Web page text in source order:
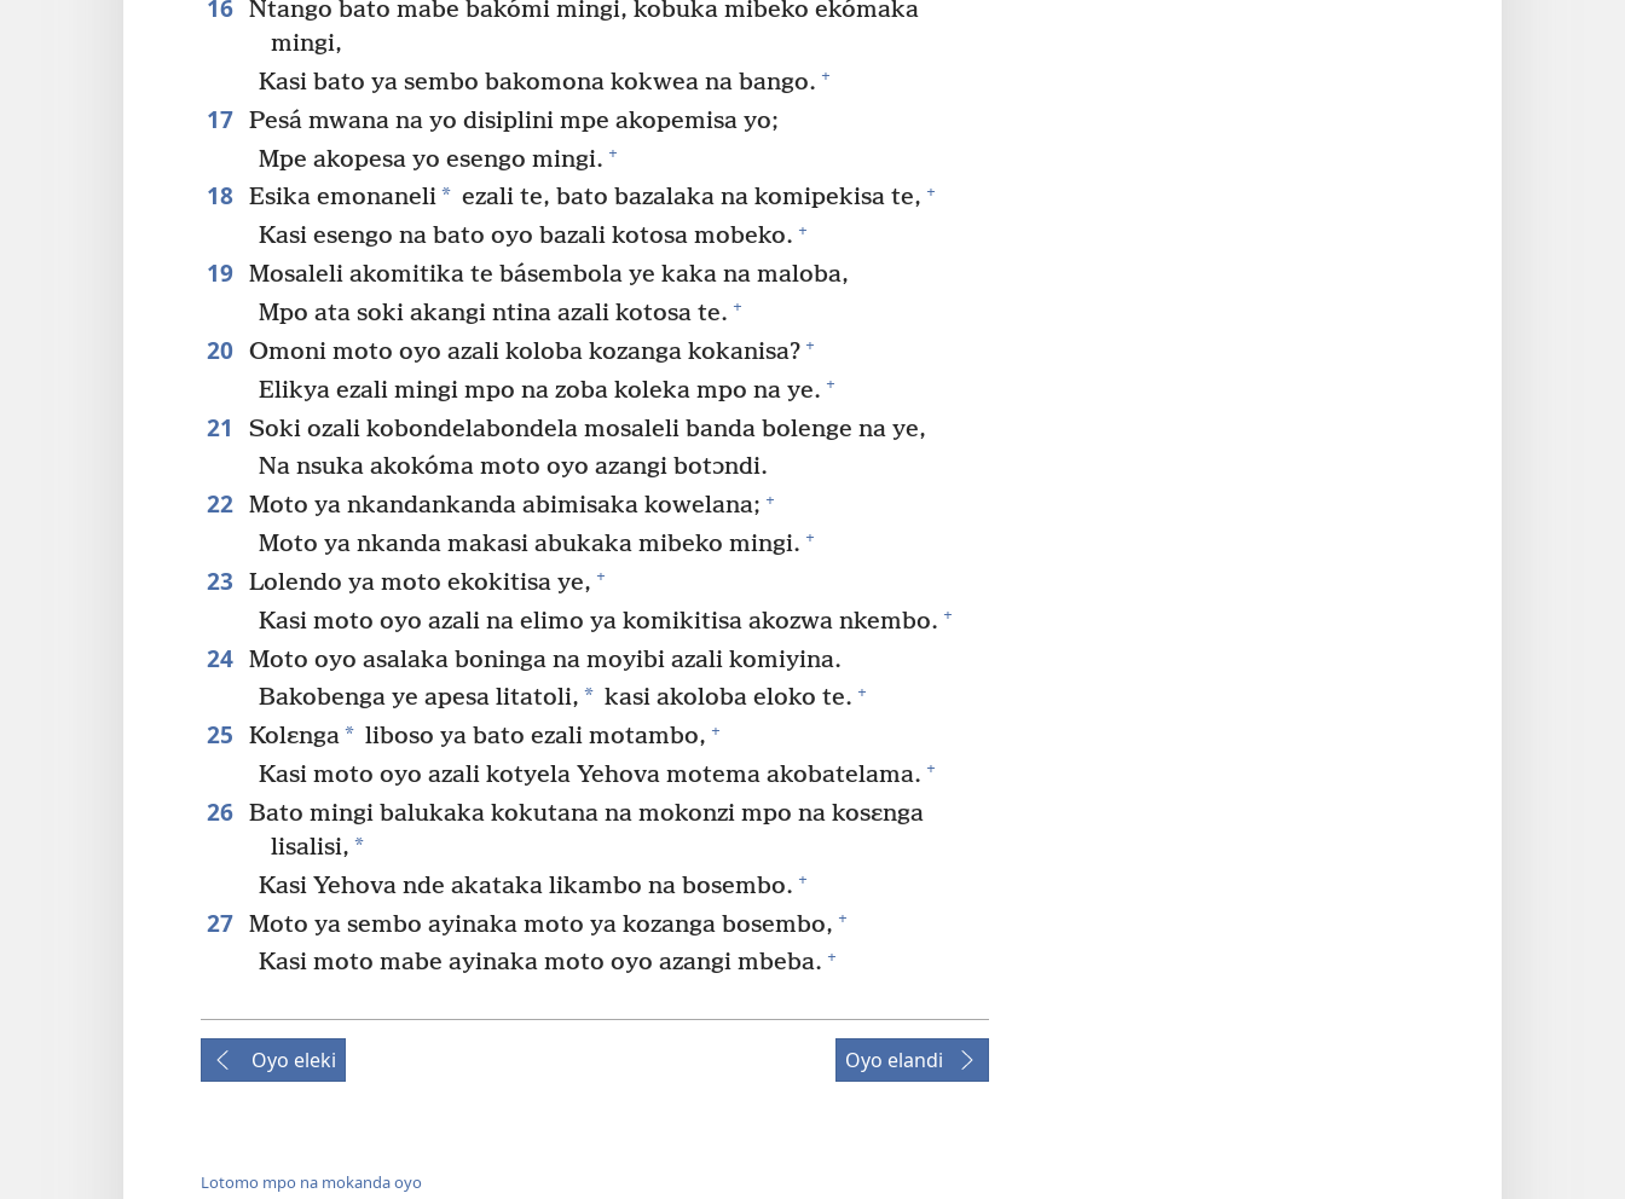
16 Ntango bato mabe bakómi mingi, kobuka mibeko ekómaka
mingi,
Kasi bato ya sembo bakomona kokwea na bango. +
17 Pesá mwana na yo disiplini mpe akopemisa yo;
Mpe akopesa yo esengo mingi. +
18 Esika emonaneli* ezali te, bato bazalaka na komipekisa te, +
Kasi esengo na bato oyo bazali kotosa mobeko. +
19 Mosaleli akomitika te básembola ye kaka na maloba,
Mpo ata soki akangi ntina azali kotosa te. +
20 Omoni moto oyo azali koloba kozanga kokanisa? +
Elikya ezali mingi mpo na zoba koleka mpo na ye. +
21
Soki ozali kobondelabondela mosaleli banda bolenge na ye,
Na nsuka akokóma moto oyo azangi botɔndi.
22 Moto ya nkandankanda abimisaka kowelana; +
Moto ya nkanda makasi abukaka mibeko mingi. +
23 Lolendo ya moto ekokitisa ye, +
Kasi moto oyo azali na elimo ya komikitisa akozwa nkembo. +
24 Moto oyo asalaka boninga na moyibi azali komiyina.
Bakobenga ye apesa litatoli, * kasi akoloba eloko te. +
25 Kolɛnga* liboso ya bato ezali motambo, +
Kasi moto oyo azali kotyela Yehova motema akobatelama. +
26 Bato mingi balukaka kokutana na mokonzi mpo na kosɛnga
lisalisi, *
Kasi Yehova nde akataka likambo na bosembo. +
27 Moto ya sembo ayinaka moto ya kozanga bosembo, +
Kasi moto mabe ayinaka moto oyo azangi mbeba. +
Oyo eleki Oyo elandi
Lotomo mpo na mokanda oyo